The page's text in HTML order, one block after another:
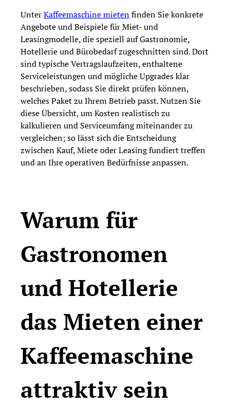
UnterKaffeemaschine mietenfinden Sie konkrete
Angebote und Beispiele für Miet- und
Leasingmodelle, die speziell auf Gastronomie,
Hotellerie und Bürobedarf zugeschnitten sind. Dort
sind typische Vertragslaufzeiten, enthaltene
Serviceleistungen und mögliche Upgrades klar
beschrieben, sodass Sie direkt prüfen können,
welches Paket zu Ihrem Betrieb passt. Nutzen Sie
diese Übersicht, um Kosten realistisch zu
kalkulieren und Serviceumfang miteinander zu
vergleichen; so lässt sich die Entscheidung
zwischen Kauf, Miete oder Leasing fundiert treffen
und an Ihre operativen Bedürfnisse anpassen.
Warum für
Gastronomen
und Hotellerie
das Mieten einer
Kaffeemaschine
attraktiv sein